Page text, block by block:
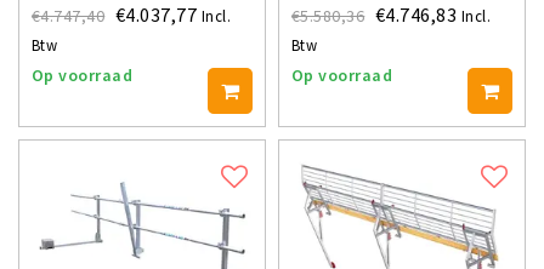
€4.747,40 €4.037,77 Incl.
Btw
Op voorraad
€5.580,36 €4.746,83 Incl.
Btw
Op voorraad